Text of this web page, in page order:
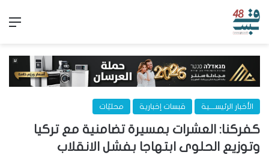
الأخبار الرئيســـية قبسات إخبارية محليّات
كفركنا: العشرات بمسيرة تضامنية مع تركيا
وتوزيع الحلوى ابتهاجا بفشل الانقلاب